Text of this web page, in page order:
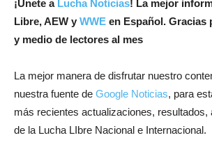
¡Únete a Lucha Noticias! La mejor
Libre, AEW y WWE en Español. Gracias
y medio de lectores al mes
La mejor manera de disfrutar nuestro
nuestra fuente de Google Noticias, para
más recientes actualizaciones, resultados,
de la Lucha LIbre Nacional e Internacional.